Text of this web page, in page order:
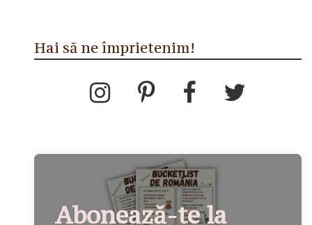
Hai să ne împrietenim!
Abonează-te la